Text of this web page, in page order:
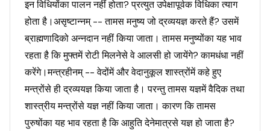
इन विधियोंका पालन नहीं होता? प्रत्युत उपेक्षापूर्वक विधिका त्याग
होता है।असृष्टान्नम् -- तामस मनुष्य जो द्रव्ययज्ञ करते हैं? उसमें
ब्राह्मणादिको अन्नदान नहीं किया जाता। तामस मनुष्योंका यह भाव
रहता है कि मुफ्तमें रोटी मिलनेसे वे आलसी हो जायेंगे? कामधंधा नहीं
करेंगे।मन्त्रहीनम् -- वेदोंमें और वेदानुकूल शास्त्रोंमें कहे हुए
मन्त्रोंसे ही द्रव्ययज्ञ किया जाता है। परन्तु तामस यज्ञमें वैदिक तथा
शास्त्रीय मन्त्रोंसे यज्ञ नहीं किया जाता। कारण कि तामस
पुरुषोंका यह भाव रहता है कि आहुति देनेमात्रसे यज्ञ हो जाता है?